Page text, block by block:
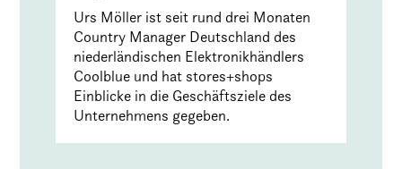
Urs Möller ist seit rund drei Monaten
Country Manager Deutschland des
niederländischen Elektronikhändlers
Coolblue und hat stores+shops
Einblicke in die Geschäftsziele des
Unternehmens gegeben.